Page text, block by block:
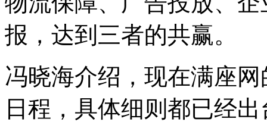
报，达到三者的共赢。
冯晓海介绍，现在满座
日程，具体细则都已经